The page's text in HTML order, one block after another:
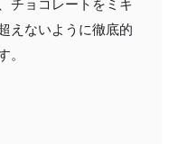
チョコレートをミキ
えないように徹底的
。